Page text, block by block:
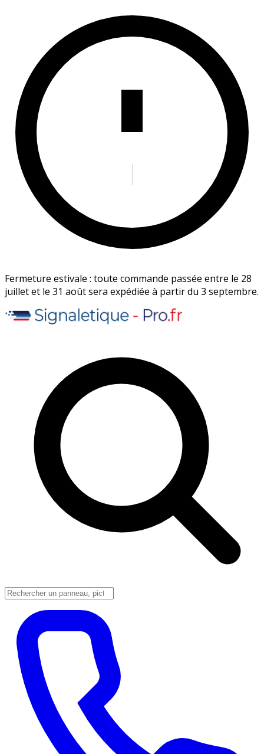
Fermeture estivale : toute commande passée entre le 28
juillet et le 31 août sera expédiée à partir du 3 septembre.